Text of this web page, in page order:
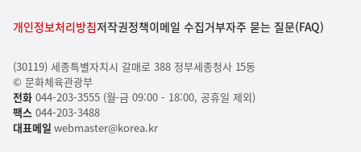
개인정보처리방침저작권정책이메일 수집거부자주 묻는 질문(FAQ)
(30119) 세종특별자치시 갈매로 388 정부세종청사 15동
© 문화체육관광부
전화044-203-3555 (월-금 09:00 - 18:00, 공휴일 제외)
팩스044-203-3488
대표메일 webmaster@korea.kr